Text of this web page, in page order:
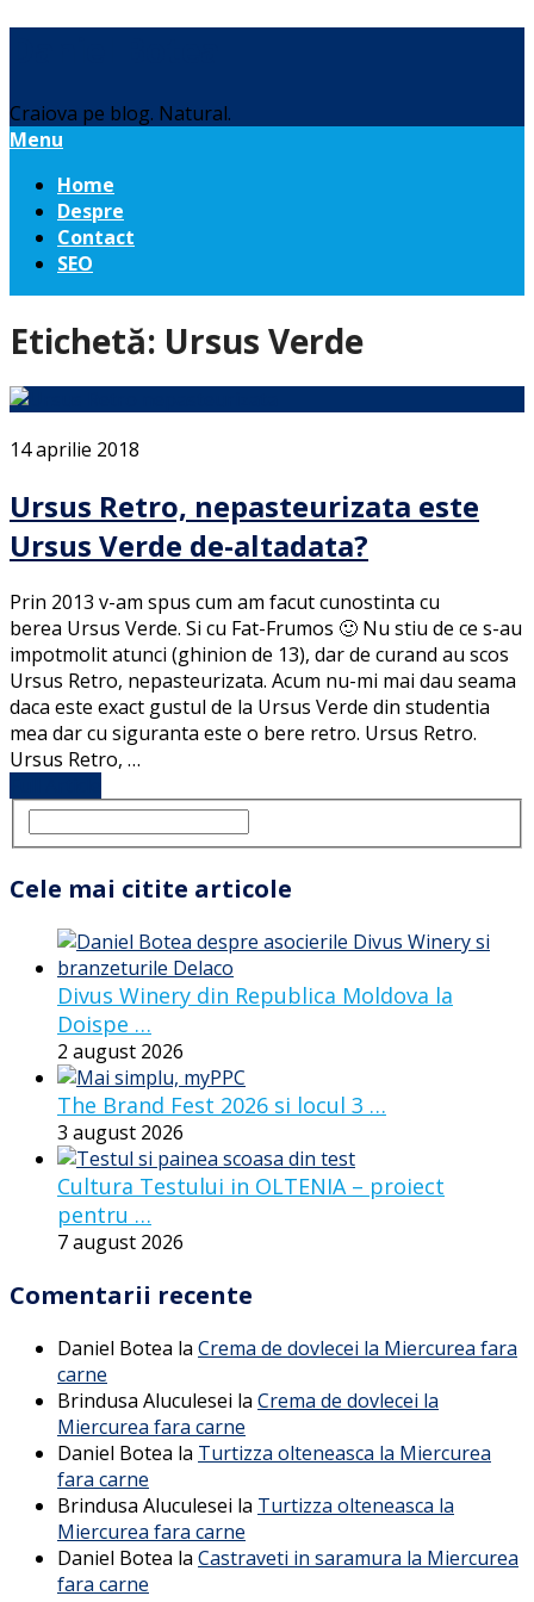
Craiova pe blog. Natural.
Menu
Home
Despre
Contact
SEO
Etichetă: Ursus Verde
14 aprilie 2018
Ursus Retro, nepasteurizata este
Ursus Verde de-altadata?
Prin 2013 v-am spus cum am facut cunostinta cu
berea Ursus Verde. Si cu Fat-Frumos 🙂 Nu stiu de ce s-au
impotmolit atunci (ghinion de 13), dar de curand au scos
Ursus Retro, nepasteurizata. Acum nu-mi mai dau seama
daca este exact gustul de la Ursus Verde din studentia
mea dar cu siguranta este o bere retro. Ursus Retro.
Ursus Retro, …
Cele mai citite articole
Divus Winery din Republica Moldova la
Doispe …
2 august 2026
The Brand Fest 2026 si locul 3 …
3 august 2026
Cultura Testului in OLTENIA – proiect
pentru …
7 august 2026
Comentarii recente
Daniel Botea la Crema de dovlecei la Miercurea fara
carne
Brindusa Aluculesei la Crema de dovlecei la
Miercurea fara carne
Daniel Botea la Turtizza olteneasca la Miercurea
fara carne
Brindusa Aluculesei la Turtizza olteneasca la
Miercurea fara carne
Daniel Botea la Castraveti in saramura la Miercurea
fara carne